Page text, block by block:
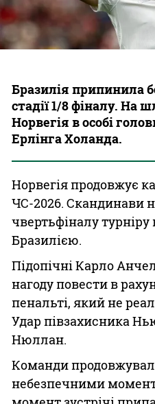
Бразилія припинила
стадії 1/8 фіналу. На
Норвегія в особі
Ерлінга Холанда.
Норвегія продовжує
ЧС-2026. Скандинави
чвертьфіналу
Бразилією.
Підопічні Карло
нагоду повести в
пенальті, який не
Удар півзахисника
Нюллан.
Команди
небезпечними